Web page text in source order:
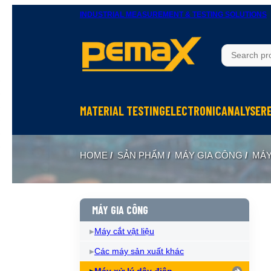
INDUSTRIAL MEASUREMENT & TESTING SOLUTIONS
MATERIAL TESTING
Thử độ bền vật liệu
Thử nghiệm rung
Máy đo độ cứng
Thiết bị chuẩn bị mẫu
ELECTRONIC
Meters, Anlyser
Test sản phẩm điện tử
ANALYSER
Thermal
HOME / SẢN PHẨM / MÁY GIA CÔNG /
MÁY GIA CÔNG
Máy cắt vật liệu
Các máy sản xuất khác